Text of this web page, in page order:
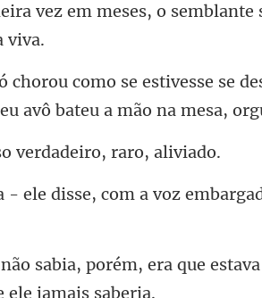
o semblante
avô bateu a mã
erdadeiro, r
m a voz